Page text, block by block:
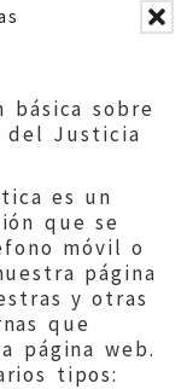
básica sobre
del Justicia
es un
que se
móvil o
página
y otras
que
página web.
tipos: